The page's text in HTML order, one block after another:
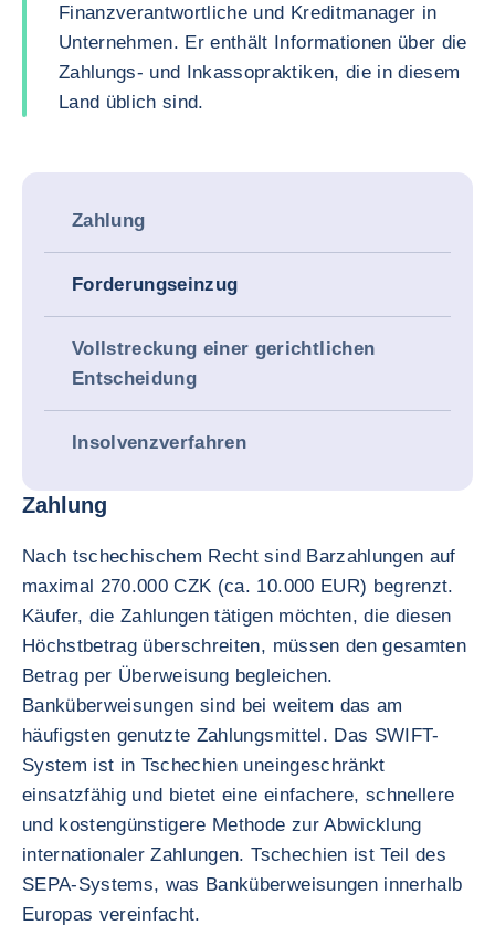
Finanzverantwortliche und Kreditmanager in
Unternehmen. Er enthält Informationen über die
Zahlungs- und Inkassopraktiken, die in diesem
Land üblich sind.
Zahlung
Forderungseinzug
Vollstreckung einer gerichtlichen
Entscheidung
Insolvenzverfahren
Zahlung
Nach tschechischem Recht sind Barzahlungen auf
maximal 270.000 CZK (ca. 10.000 EUR) begrenzt.
Käufer, die Zahlungen tätigen möchten, die diesen
Höchstbetrag überschreiten, müssen den gesamten
Betrag per Überweisung begleichen.
Banküberweisungen sind bei weitem das am
häufigsten genutzte Zahlungsmittel. Das SWIFT-
System ist in Tschechien uneingeschränkt
einsatzfähig und bietet eine einfachere, schnellere
und kostengünstigere Methode zur Abwicklung
internationaler Zahlungen. Tschechien ist Teil des
SEPA-Systems, was Banküberweisungen innerhalb
Europas vereinfacht.